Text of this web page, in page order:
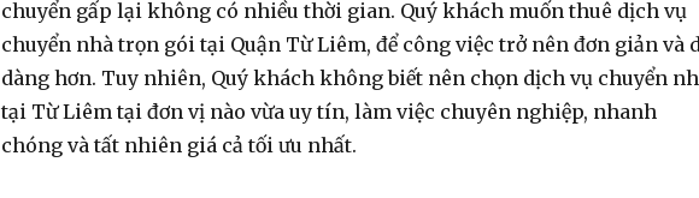
chuyển gấp lại không có nhiều thời gian. Quý khách muốn thuê dịch vụ
chuyển nhà trọn gói tại Quận Từ Liêm, để công việc trở nên đơn giản và
dàng hơn. Tuy nhiên, Quý khách không biết nên chọn dịch vụ chuyển
tại Từ Liêm tại đơn vị nào vừa uy tín, làm việc chuyên nghiệp, nhanh
chóng và tất nhiên giá cả tối ưu nhất.